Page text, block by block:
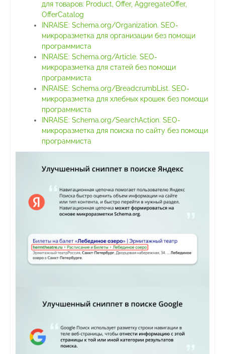
для товаров: Product, Offer, AggregateOffer,
OfferCatalog
INRAISE: Schema.org/Organization. SEO-
микроразметка для организации без помощи
программиста
INRAISE: Schema.org/Article. SEO-
микроразметка для статей без помощи
программиста
INRAISE: Schema.org/BreadcrumbList. SEO-
микроразметка для хлебных крошек без помощи
программиста
INRAISE: Schema.org/SearchAction. SEO-
микроразметка для поиска по сайту без помощи
программиста